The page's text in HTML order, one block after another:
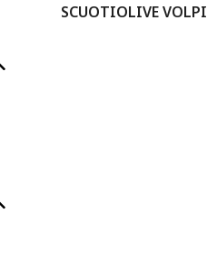
SCUOTIOLIVE VOLPI